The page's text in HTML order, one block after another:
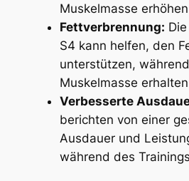
Muskelmasse
Fettverbrennung:
S4 kann helfen, den
unterstützen,
Muskelmasse
Verbesserte
berichten von einer
Ausdauer und
während des